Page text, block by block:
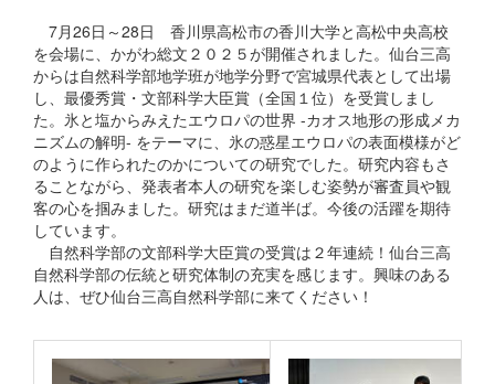
7月26日～28日 香川県高松市の香川大学と高松中央高校
を会場に、かがわ総文２０２５が開催されました。仙台三高
からは自然科学部地学班が地学分野で宮城県代表として出場
し、最優秀賞・文部科学大臣賞（全国１位）を受賞しまし
た。氷と塩からみえたエウロパの世界 -カオス地形の形成メカ
ニズムの解明- をテーマに、氷の惑星エウロパの表面模様がど
のように作られたのかについての研究でした。研究内容もさ
ることながら、発表者本人の研究を楽しむ姿勢が審査員や観
客の心を掴みました。研究はまだ道半ば。今後の活躍を期待
しています。
自然科学部の文部科学大臣賞の受賞は２年連続！仙台三高
自然科学部の伝統と研究体制の充実を感じます。興味のある
人は、ぜひ仙台三高自然科学部に来てください！